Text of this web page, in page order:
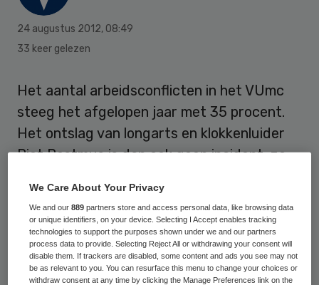
24 augustus 2012, 08:49
33 keer gelezen
Het aantal arbeidsconflicten in het VUmc
steeg het afgelopen jaar met 35 procent.
Het ontslag van longarts en klokkenluider
Piet Postmus is dan ook geen incident, zo
De Volkskrantbaseert het bericht op een
interview met Charlotte Jongmans, die
sinds 2001 namens Abvakabo werkt in het
VUmc. “Problemen worden onder het tapijt
We Care About Your Privacy
We and our889 partners store and access personal data, like browsing data
or unique identifiers, on your device. Selecting I Accept enables tracking
technologies to support the purposes shown under we and our partners
process data to provide. Selecting Reject All or withdrawing your consent will
disable them. If trackers are disabled, some content and ads you see may not
be as relevant to you. You can resurface this menu to change your choices or
withdraw consent at any time by clicking the Manage Preferences link on the